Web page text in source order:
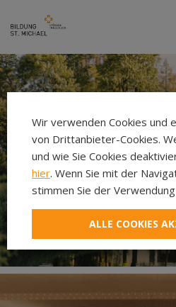
Wir verwenden Cookies und
von Drittanbieter-Cookies.
und wie Sie Cookies
hier. Wenn Sie mit der
stimmen Sie der Verwendung
ALLE COOKIES